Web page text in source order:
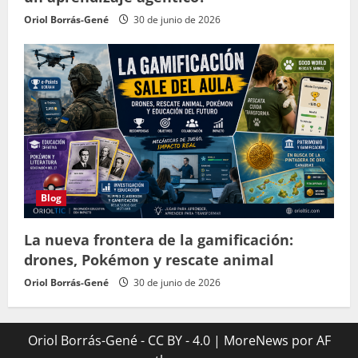
Oriol Borrás-Gené 30 de junio de 2026
Blog
La nueva frontera de la gamificación:
drones, Pokémon y rescate animal
Oriol Borrás-Gené 30 de junio de 2026
Oriol Borrás-Gené - CC BY - 4.0 | MoreNews por AF